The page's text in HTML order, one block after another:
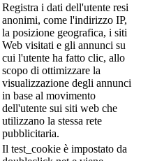
Registra i dati dell'utente resi
anonimi, come l'indirizzo IP,
la posizione geografica, i siti
Web visitati e gli annunci su
cui l'utente ha fatto clic, allo
scopo di ottimizzare la
visualizzazione degli annunci
in base al movimento
dell'utente sui siti web che
utilizzano la stessa rete
pubblicitaria.
Il test_cookie è impostato da